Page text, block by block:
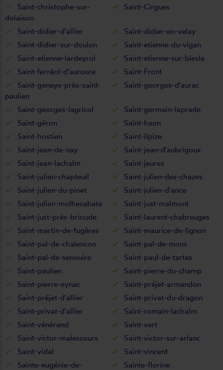
Saint-christophe-sur-
dolaison
Saint-Cirgues
Saint-didier-d'allier
Saint-didier-en-velay
Saint-didier-sur-doulon
Saint-etienne-du-vigan
Saint-etienne-lardeyrol
Saint-etienne-sur-blesle
Saint-ferréol-d'auroure
Saint-Front
Saint-geneys-près-saint-
paulien
Saint-georges-d'aurac
Saint-georges-lagricol
Saint-germain-laprade
Saint-géron
Saint-haon
Saint-hostien
Saint-ilpize
Saint-jean-de-nay
Saint-jean-d'aubrigoux
Saint-jean-lachalm
Saint-jeures
Saint-julien-chapteuil
Saint-julien-des-chazes
Saint-julien-du-pinet
Saint-julien-d'ance
Saint-julien-molhesabate
Saint-just-malmont
Saint-just-près-brioude
Saint-laurent-chabreuges
Saint-martin-de-fugères
Saint-maurice-de-lignon
Saint-pal-de-chalencon
Saint-pal-de-mons
Saint-pal-de-senouire
Saint-paul-de-tartas
Saint-paulien
Saint-pierre-du-champ
Saint-pierre-eynac
Saint-préjet-armandon
Saint-préjet-d'allier
Saint-privat-du-dragon
Saint-privat-d'allier
Saint-romain-lachalm
Saint-vénérand
Saint-vert
Saint-victor-malescours
Saint-victor-sur-arlanc
Saint-vidal
Saint-vincent
Sainte-eugénie-de-
Sainte-florine